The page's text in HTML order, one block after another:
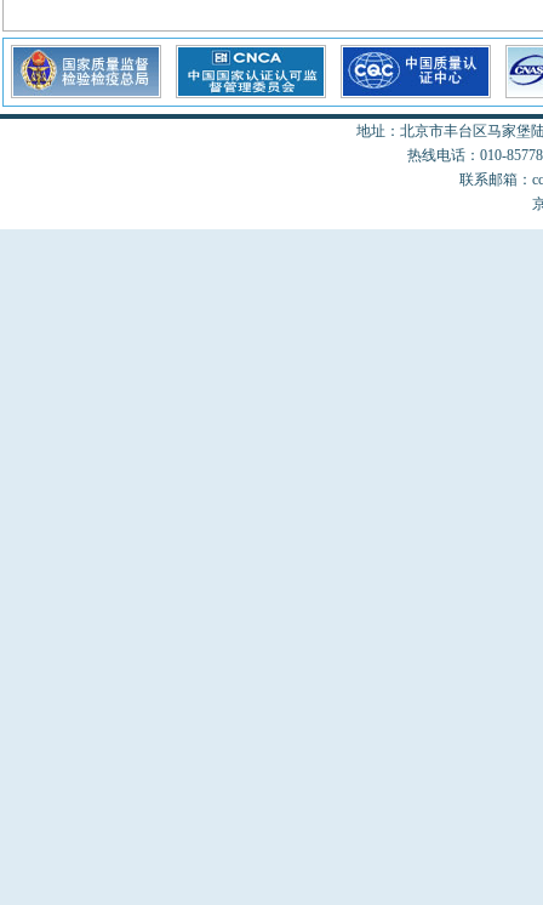
地址：北京市丰台区马家堡
热线电话：010-
联系邮箱：